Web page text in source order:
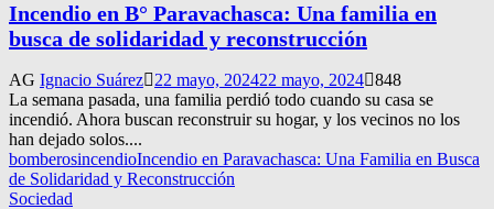
Incendio en B° Paravachasca: Una familia en
busca de solidaridad y reconstrucción
AG Ignacio Suárez 22 mayo, 202422 mayo, 2024 848
La semana pasada, una familia perdió todo cuando su casa se
incendió. Ahora buscan reconstruir su hogar, y los vecinos no los
han dejado solos....
bomberosincendioIncendio en Paravachasca: Una Familia en Busca
de Solidaridad y Reconstrucción
Sociedad